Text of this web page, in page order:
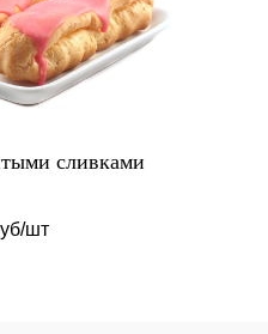
сливками
шт